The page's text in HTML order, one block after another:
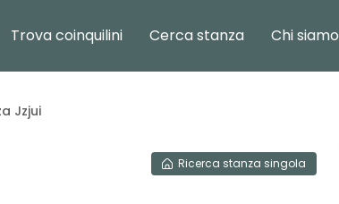
Trova coinquilini Cerca stanza Chi siamo
Jzjui
Ricerca stanza singola